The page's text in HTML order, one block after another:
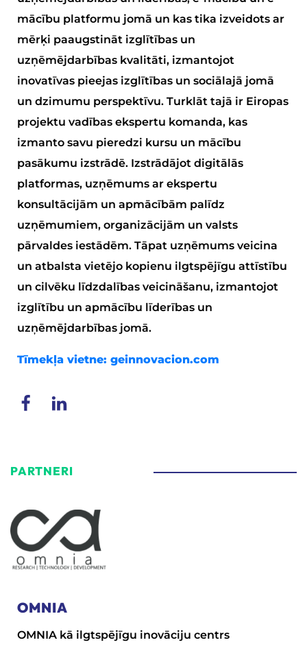
mācību platformu jomā un kas tika izveidots ar
mērķi paaugstināt izglītības un
uzņēmējdarbības kvalitāti, izmantojot
inovatīvas pieejas izglītības un sociālajā jomā
un dzimumu perspektīvu. Turklāt tajā ir Eiropas
projektu vadības ekspertu komanda, kas
izmanto savu pieredzi kursu un mācību
pasākumu izstrādē. Izstrādājot digitālās
platformas, uzņēmums ar ekspertu
konsultācijām un apmācībām palīdz
uzņēmumiem, organizācijām un valsts
pārvaldes iestādēm. Tāpat uzņēmums veicina
un atbalsta vietējo kopienu ilgtspējīgu attīstību
un cilvēku līdzdalības veicināšanu, izmantojot
izglītību un apmācību līderības un
uzņēmējdarbības jomā.
Tīmekļa vietne: geinnovacion.com
PARTNERI
OMNIA
OMNIA kā ilgtspējīgu inovāciju centrs